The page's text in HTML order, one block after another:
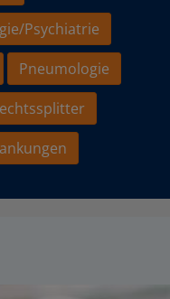
Psychiatrie
Pneumologie